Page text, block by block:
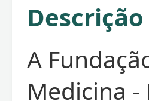
Descrição
A
Medicina -